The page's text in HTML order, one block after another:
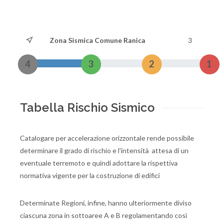
Zona Sismica Comune Ranica 3
4 3 2 1
Tabella Rischio Sismico
Catalogare per accelerazione orizzontale rende possibile
determinare il grado di rischio e l'intensità attesa di un
eventuale terremoto e quindi adottare la rispettiva
normativa vigente per la costruzione di edifici
Determinate Regioni, infine, hanno ulteriormente diviso
ciascuna zona in sottoaree A e B regolamentando così